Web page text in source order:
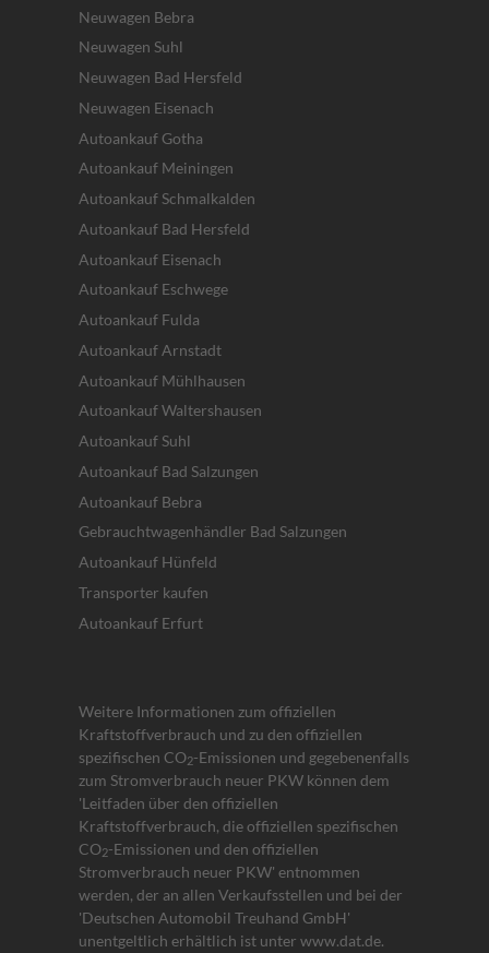
Neuwagen Bebra
Neuwagen Suhl
Neuwagen Bad Hersfeld
Neuwagen Eisenach
Autoankauf Gotha
Autoankauf Meiningen
Autoankauf Schmalkalden
Autoankauf Bad Hersfeld
Autoankauf Eisenach
Autoankauf Eschwege
Autoankauf Fulda
Autoankauf Arnstadt
Autoankauf Mühlhausen
Autoankauf Waltershausen
Autoankauf Suhl
Autoankauf Bad Salzungen
Autoankauf Bebra
Gebrauchtwagenhändler Bad Salzungen
Autoankauf Hünfeld
Transporter kaufen
Autoankauf Erfurt
Weitere Informationen zum offiziellen
Kraftstoffverbrauch und zu den offiziellen
spezifischen CO2-Emissionen und gegebenenfalls
zum Stromverbrauch neuer PKW können dem
'Leitfaden über den offiziellen
Kraftstoffverbrauch, die offiziellen spezifischen
CO2-Emissionen und den offiziellen
Stromverbrauch neuer PKW' entnommen
werden, der an allen Verkaufsstellen und bei der
'Deutschen Automobil Treuhand GmbH'
unentgeltlich erhältlich ist unter www.dat.de.